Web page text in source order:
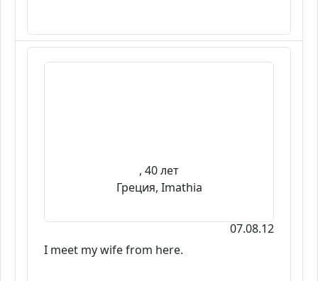
, 40 лет
Греция, Imathia
07.08.12
I meet my wife from here.